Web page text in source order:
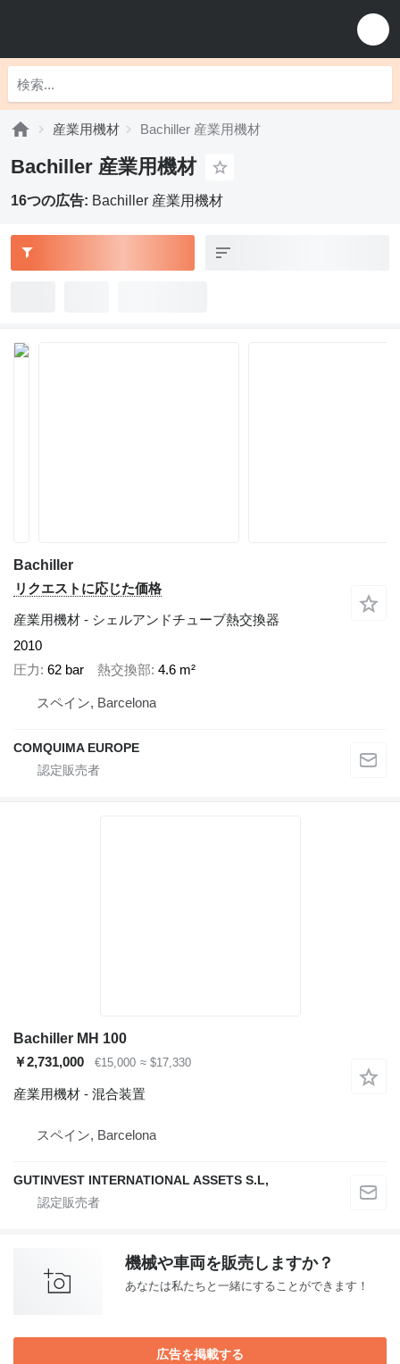
産業用機材 Bachiller 産業用機材
Bachiller 産業用機材
16つの広告: Bachiller 産業用機材
Bachiller
リクエストに応じた価格
産業用機材 - シェルアンドチューブ熱交換器
2010
圧力 62 bar 熱交換部 4.6 m²
スペイン, Barcelona
COMQUIMA EUROPE
Bachiller MH 100
￥2,731,000
€15,000 ≈ $17,330
産業用機材 - 混合装置
スペイン, Barcelona
GUTINVEST INTERNATIONAL ASSETS S.L,
機械や車両を販売しますか？
あなたは私たちと一緒にすることができます！
広告を掲載する